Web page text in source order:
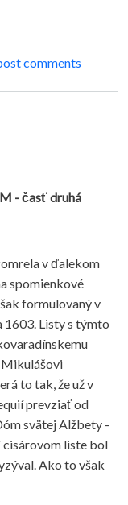
comments
- časť druhá
v ďalekom
spomienkové
formulovaný v
1603. Listy s týmto
Mikulášovi
to tak, že už v
prevziať od
svätej Alžbety -
cisárovom liste bol
Ako to však